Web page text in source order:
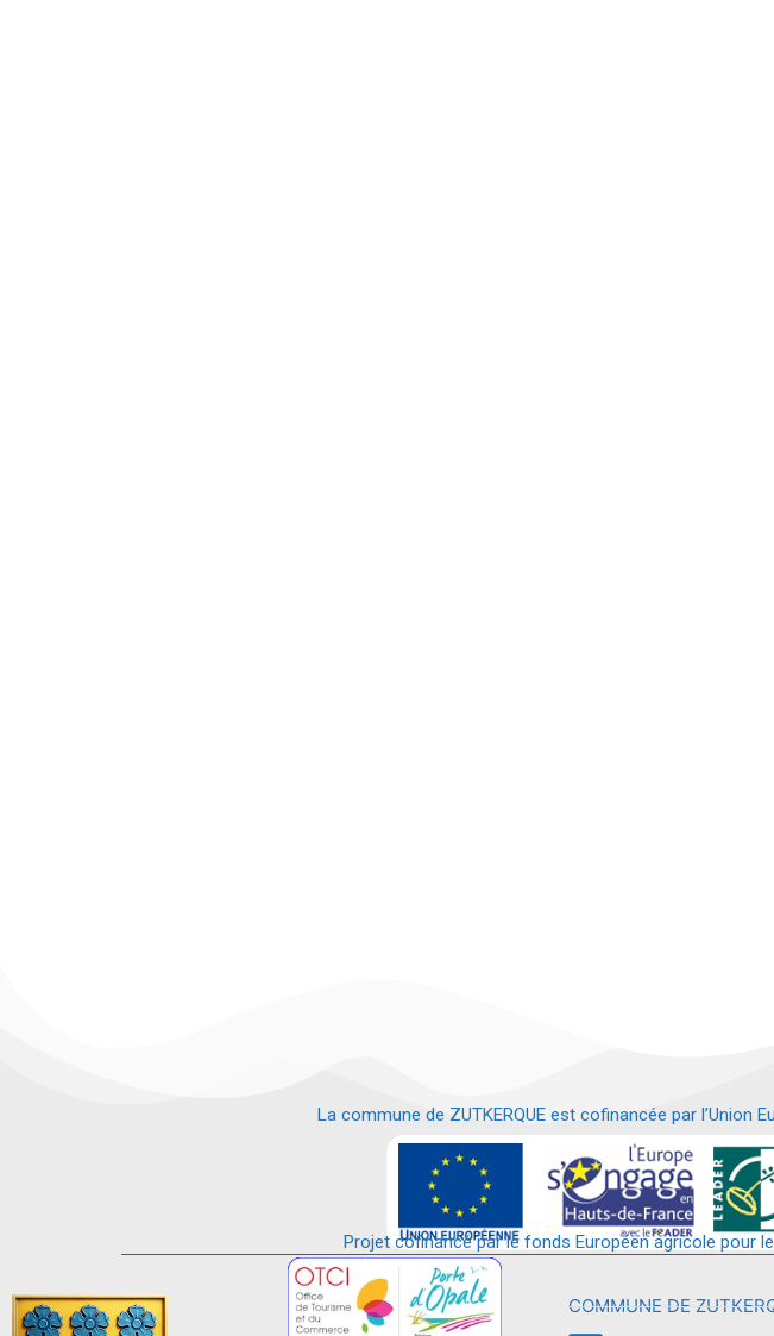
La commune de ZUTKERQUE est cofinancée par l’Union
et requalification d’un bâtiment
Projet cofinancé par le fonds Européen agricole pour
COMMUNE DE